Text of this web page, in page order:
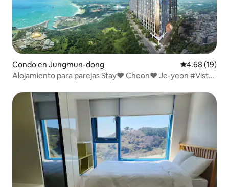
Condo en Jungmun-dong Calificación
4.68 (19)
Alojamiento para parejas Stay♥ Cheon♥ Je-yeon #Vista
Seogwipo-si